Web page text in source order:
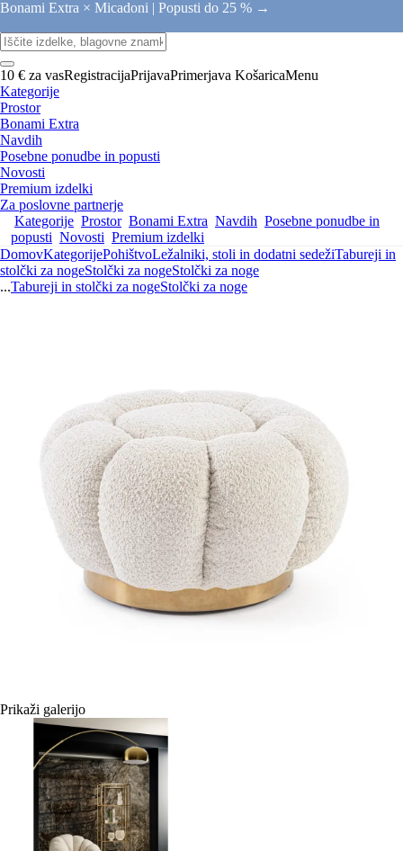
Bonami Extra × Micadoni | Popusti do 25 % →
10 € za vasRegistracijaPrijavaPrimerjava KošaricaMenu
Kategorije
Prostor
Bonami Extra
Navdih
Posebne ponudbe in popusti
Novosti
Premium izdelki
Za poslovne partnerje
Kategorije Prostor Bonami Extra Navdih Posebne ponudbe in
popusti Novosti Premium izdelki
DomovKategorijePohištvoLežalniki, stoli in dodatni sedežiTabureji in
stolčki za nogeStolčki za nogeStolčki za noge
...Tabureji in stolčki za nogeStolčki za noge
Prikaži galerijo